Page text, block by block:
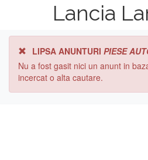
Lancia
LIPSA ANUNTURI PIESE
Nu a fost gasit nici un anunt in
incercat o alta cautare.